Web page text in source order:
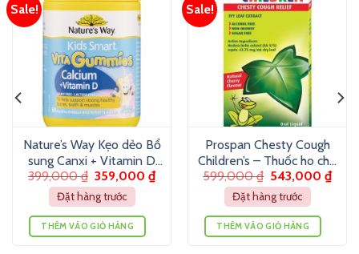
Sale!
Nature’s Way Kẹo dẻo Bổ
sung Canxi + Vitamin D
cho bé (60 viên)
399,000₫ 359,000 ₫
Đặt hàng trước
THÊM VÀO GIỎ HÀNG
Sale!
Prospan Chesty Cough
Children’s – Thuốc ho cho
trẻ em (200ml)
599,000₫ 543,000 ₫
Đặt hàng trước
THÊM VÀO GIỎ HÀNG